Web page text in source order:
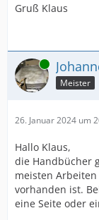
Gruß Klaus
Online
Meister
26. Januar 2024 um
Hallo Klaus,
die Handbücher
meisten
vorhanden ist.
eine Seite oder